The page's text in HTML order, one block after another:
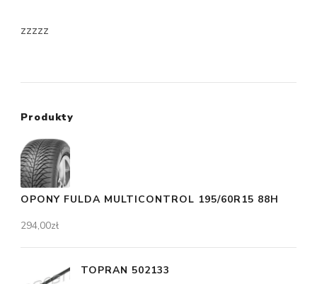
zzzzz
Produkty
OPONY FULDA MULTICONTROL 195/60R15 88H
294,00zł
TOPRAN 502133